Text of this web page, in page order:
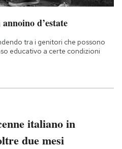
d’estate
tra i genitori che possono
educativo a certe condizioni
italiano in
due mesi